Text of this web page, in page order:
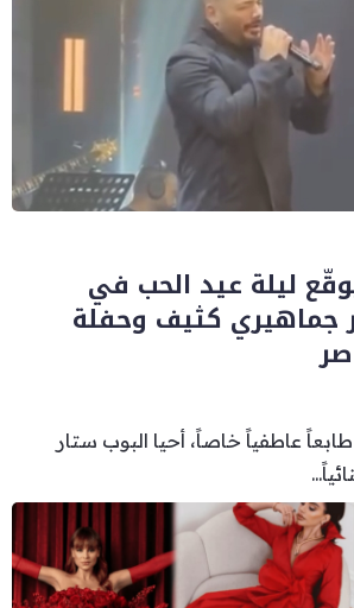
ليلة عيد الحب في
جماهيري كثيف وحفلة
عاطفياً خاصاً، أحيا البوب ستار